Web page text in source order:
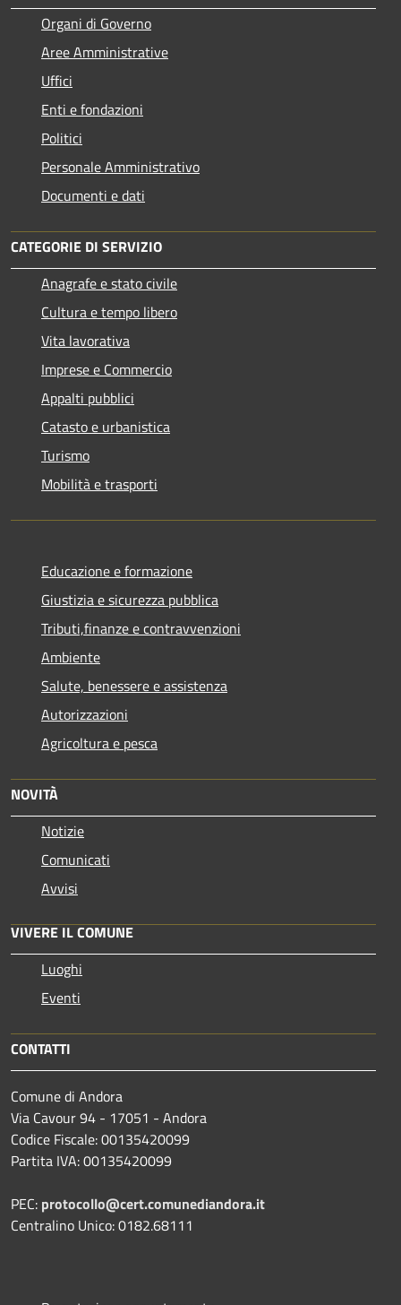
Organi di Governo
Aree Amministrative
Uffici
Enti e fondazioni
Politici
Personale Amministrativo
Documenti e dati
CATEGORIE DI SERVIZIO
Anagrafe e stato civile
Cultura e tempo libero
Vita lavorativa
Imprese e Commercio
Appalti pubblici
Catasto e urbanistica
Turismo
Mobilità e trasporti
Educazione e formazione
Giustizia e sicurezza pubblica
Tributi,finanze e contravvenzioni
Ambiente
Salute, benessere e assistenza
Autorizzazioni
Agricoltura e pesca
NOVITÀ
Notizie
Comunicati
Avvisi
VIVERE IL COMUNE
Luoghi
Eventi
CONTATTI
Comune di Andora
Via Cavour 94 - 17051 - Andora
Codice Fiscale: 00135420099
Partita IVA: 00135420099
PEC: protocollo@cert.comunediandora.it
Centralino Unico: 0182.68111